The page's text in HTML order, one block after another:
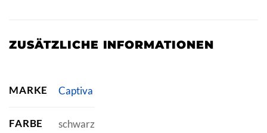
ZUSÄTZLICHE INFORMATIONEN
MARKE Captiva
FARBE schwarz